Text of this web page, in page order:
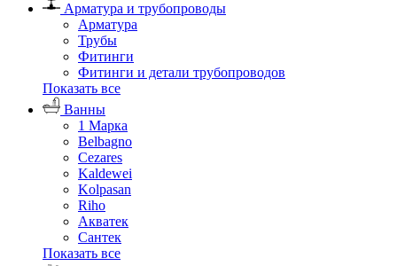
Арматура и трубопроводы
Арматура
Трубы
Фитинги
Фитинги и детали трубопроводов
Показать все
Ванны
1 Марка
Belbagno
Cezares
Kaldewei
Kolpasan
Riho
Акватек
Сантек
Показать все